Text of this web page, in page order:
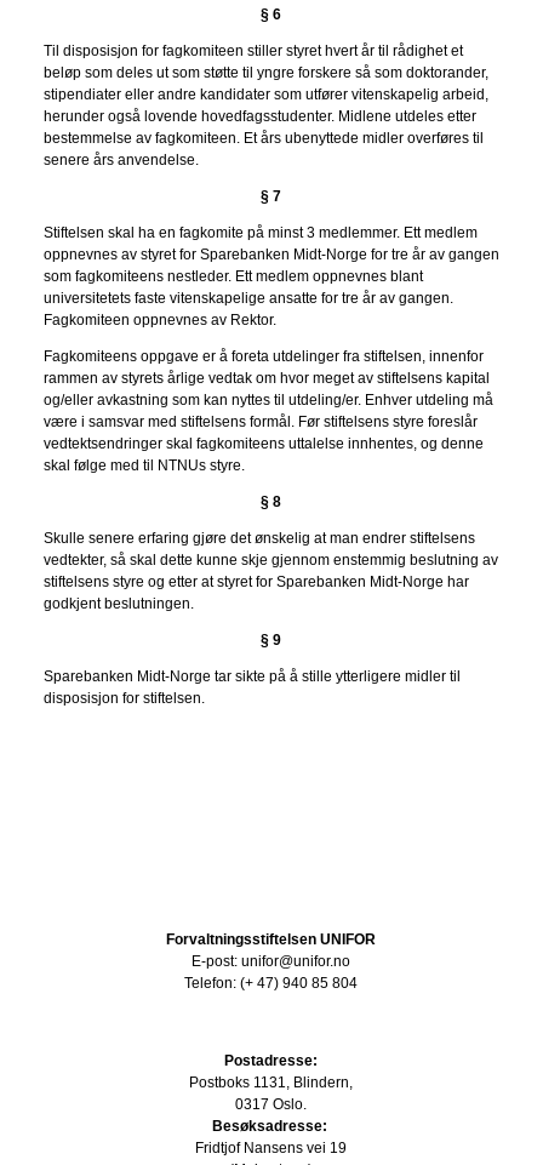
§ 6
Til disposisjon for fagkomiteen stiller styret hvert år til rådighet et
beløp som deles ut som støtte til yngre forskere så som doktorander,
stipendiater eller andre kandidater som utfører vitenskapelig arbeid,
herunder også lovende hovedfagsstudenter. Midlene utdeles etter
bestemmelse av fagkomiteen. Et års ubenyttede midler overføres til
senere års anvendelse.
§ 7
Stiftelsen skal ha en fagkomite på minst 3 medlemmer. Ett medlem
oppnevnes av styret for Sparebanken Midt-Norge for tre år av gangen
som fagkomiteens nestleder. Ett medlem oppnevnes blant
universitetets faste vitenskapelige ansatte for tre år av gangen.
Fagkomiteen oppnevnes av Rektor.
Fagkomiteens oppgave er å foreta utdelinger fra stiftelsen, innenfor
rammen av styrets årlige vedtak om hvor meget av stiftelsens kapital
og/eller avkastning som kan nyttes til utdeling/er. Enhver utdeling må
være i samsvar med stiftelsens formål. Før stiftelsens styre foreslår
vedtektsendringer skal fagkomiteens uttalelse innhentes, og denne
skal følge med til NTNUs styre.
§ 8
Skulle senere erfaring gjøre det ønskelig at man endrer stiftelsens
vedtekter, så skal dette kunne skje gjennom enstemmig beslutning av
stiftelsens styre og etter at styret for Sparebanken Midt-Norge har
godkjent beslutningen.
§ 9
Sparebanken Midt-Norge tar sikte på å stille ytterligere midler til
disposisjon for stiftelsen.
Forvaltningsstiftelsen UNIFOR
E-post: unifor@unifor.no
Telefon: (+ 47) 940 85 804
Postadresse:
Postboks 1131, Blindern,
0317 Oslo.
Besøksadresse:
Fridtjof Nansens vei 19